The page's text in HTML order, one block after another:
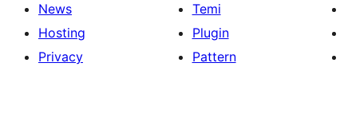
News
Hosting
Privacy
Temi
Plugin
Pattern